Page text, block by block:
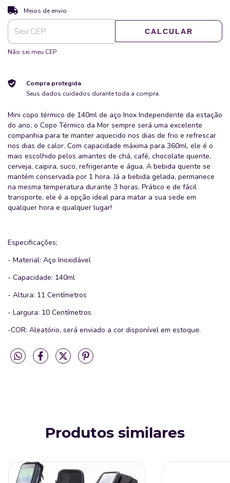
Entregas para o CEP:
Meios de envio
CALCULAR
Não sei meu CEP
Compra protegida
Seus dados cuidados durante toda a compra.
Mini copo térmico de 140ml de aço Inox Independente da estação
do ano, o Copo Térmico da Mor sempre será uma excelente
companhia para te manter aquecido nos dias de frio e refrescar
nos dias de calor. Com capacidade máxima para 360ml, ele é o
mais escolhido pelos amantes de chá, café, chocolate quente,
cerveja, caipira, suco, refrigerante e água. A bebida quente se
mantém conservada por 1 hora. Já a bebida gelada, permanece
na mesma temperatura durante 3 horas. Prático e de fácil
transporte, ele é a opção ideal para matar a sua sede em
qualquer hora e qualquer lugar!
Especificações;
- Material: Aço Inoxidável
- Capacidade: 140ml
- Altura: 11 Centímetros
- Largura: 10 Centímetros
-COR: Aleatório, será enviado a cor disponível em estoque.
Produtos similares